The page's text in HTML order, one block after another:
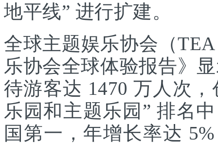
地平线” 进行扩建。
全球主题娱乐协会（
乐协会全球体验报告》
待游客达 1470 万人次
乐园和主题乐园” 排名
国第一，年增长率达